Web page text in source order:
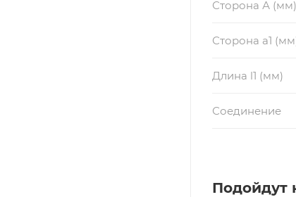
Сторона А (мм)
Сторона a1
Длина l1 (мм)
Соединение
Подойдут